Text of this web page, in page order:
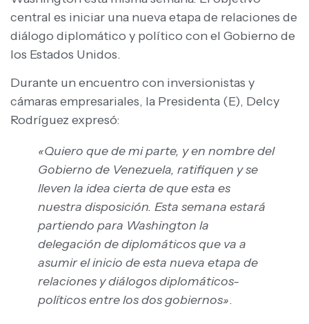
central es iniciar una nueva etapa de relaciones de
diálogo diplomático y político con el Gobierno de
los Estados Unidos.
Durante un encuentro con inversionistas y
cámaras empresariales, la Presidenta (E), Delcy
Rodríguez expresó:
«Quiero que de mi parte, y en nombre del
Gobierno de Venezuela, ratifiquen y se
lleven la idea cierta de que esta es
nuestra disposición. Esta semana estará
partiendo para Washington la
delegación de diplomáticos que va a
asumir el inicio de esta nueva etapa de
relaciones y diálogos diplomáticos-
políticos entre los dos gobiernos».